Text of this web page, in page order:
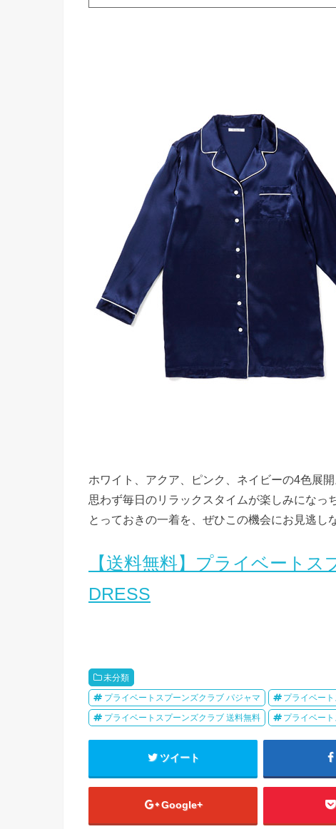
ホワイト、アクア、ピンク、ネイビーの4色展開
思わず毎日のリラックスタイムが楽しみになっ
とっておきの一着を、ぜひこの機会にお見逃し
【送料無料】プライベート
DRESS
未分類
プライベートスプーンズクラブ パジャマ プライベー
プライベートスプーンズクラブ 送料無料 プライベー
ツイート
Google+